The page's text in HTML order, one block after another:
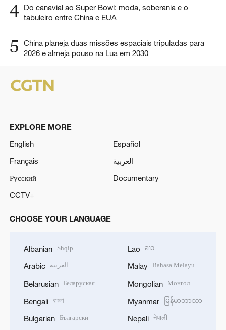
4 Do canavial ao Super Bowl: moda, soberania e o
tabuleiro entre China e EUA
5
China planeja duas missões espaciais tripuladas para
2026 e almeja pouso na Lua em 2030
EXPLORE MORE
English
Español
Français
العربية
Русский
Documentary
CCTV+
CHOOSE YOUR LANGUAGE
Albanian Shqip
Arabic العربية
Belarusian Беларуская
Bengali বাংলা
Bulgarian Български
Lao ລາວ
Malay Bahasa Melayu
Mongolian Монгол
Myanmar မြန်မာဘာသာ
Nepali नेपाली